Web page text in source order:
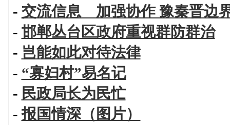
- 交流信息 加强协作 豫秦晋边
- 邯郸丛台区政府重视群防群治
- 岂能如此对待法律
- “寡妇村”易名记
- 民政局长为民忙
-报国情深（图片）